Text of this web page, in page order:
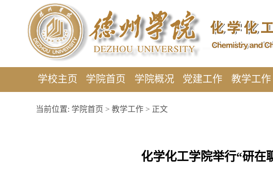
学校主页 学院首页 学院概况 党建工作 教学工作
当前位置: 学院首页 > 教学工作 > 正文
化学化工学院举行“研在